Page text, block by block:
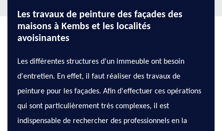
Les travaux de peinture des façades des
maisons à Kembs et les localités
avoisinantes
Les différentes structures d'un immeuble ont besoin
d'entretien. En effet, il faut réaliser des travaux de
peinture pour les façades. Afin d'effectuer ces opérations
qui sont particulièrement très complexes, il est
indispensable de rechercher des professionnels en la